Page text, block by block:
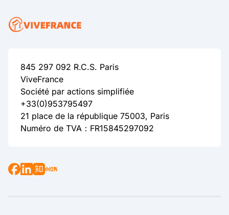
845 297 092 R.C.S. Paris
ViveFrance
Société par actions simplifiée
+33(0)953795497
21 place de la république 75003, Paris
Numéro de TVA：FR15845297092